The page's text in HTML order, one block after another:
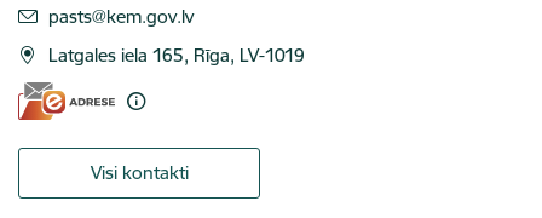
E-pasts:
pasts@kem.gov.lv
Latgales iela 165, Rīga, LV-1019
Visi kontakti